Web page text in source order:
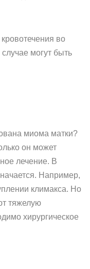
во
могут быть
миома матки?
он может
лечение. В
Например,
климакса. Но
тяжелую
хирургическое